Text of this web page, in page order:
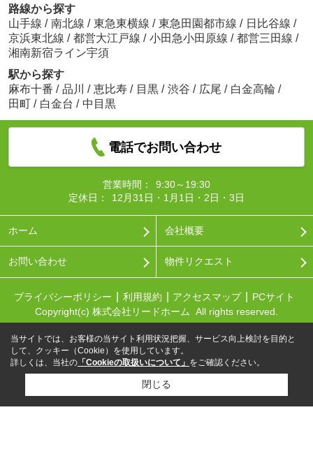
路線から探す
山手線 / 南北線 / 東急東横線 / 東急田園都市線 / 日比谷線 /
京浜東北線 / 都営大江戸線 / 小田急小田原線 / 都営三田線 /
湘南新宿ライン宇須
駅から探す
麻布十番 / 品川 / 恵比寿 / 目黒 / 渋谷 / 広尾 / 白金高輪 /
田町 / 白金台 / 中目黒
電話でお問い合わせ
営業時間：
9:30～19:30
定休日：
12月31日・1月1日・2日・3日
ホーム 会社概要
お問い合わせ 物件リクエスト
プライバシーポリシー 利用規約 アクセスマップ
PCサイト
Copyright(c) 株式会社リードホーム All rights reserved.
当サイトでは、お客様の当サイト利用状況把握、サービス向上検討を目的と
して、クッキー（Cookie）を使用しています。
詳しくは、当社の 「Cookieの取扱いについて」 をご確認ください。
閉じる